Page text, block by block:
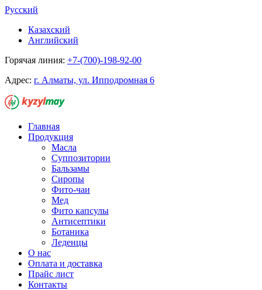
Русский
Казахский
Английский
Горячая линия: +7-(700)-198-92-00
Адрес: г. Алматы, ул. Ипподромная 6
Главная
Продукция
Масла
Суппозитории
Бальзамы
Сиропы
Фито-чаи
Мед
Фито капсулы
Антисептики
Ботаника
Леденцы
О нас
Оплата и доставка
Прайс лист
Контакты